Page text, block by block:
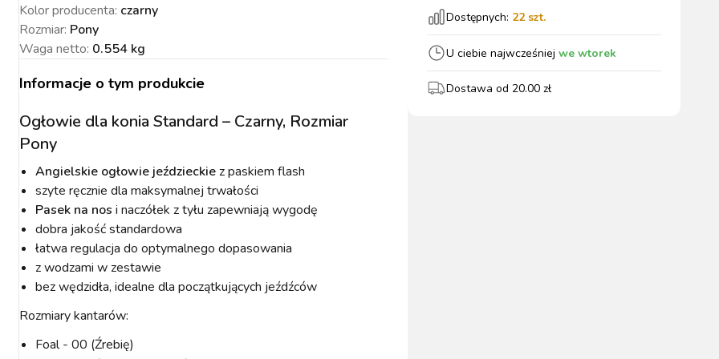
I
ARTYKUŁY
TECHNICZNE
ZAKISZANIE
DLA
KONIA
PAKUJEMY SIĘ NA
ZAWODY
ZWALCZANIE
SZKODNIKÓW
MUCHY W STAJNI.
STOP
NOWOŚCI KERBL
ROŚLIN
POMIAROWE
wszystkie
Kolor producenta: czarny
Rozmiar: Pony
Waga netto: 0.554 kg
Informacje o tym produkcie
Ogłowie dla konia Standard – Czarny, Rozmiar
Pony
Angielskie ogłowie jeździeckiez paskiem flash
szyte ręcznie dla maksymalnej trwałości
Pasek na nos i naczółek z tyłu zapewniają wygodę
dobra jakość standardowa
łatwa regulacja do optymalnego dopasowania
z wodzami w zestawie
bez wędzidła, idealne dla początkujących jeźdźców
Rozmiary kantarów:
Foal - 00 (Źrebię)
Dostępnych: 22szt.
U ciebie najwcześniej we wtorek
Dostawa od 20.00 zł